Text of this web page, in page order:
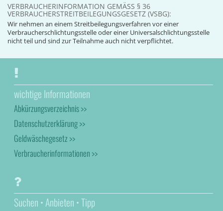
VERBRAUCHERINFORMATION GEMÄSS § 36 V
ERBRAUCHERSTREITBEILEGUNGSGESETZ (VSBG):
Wir nehmen an einem Streitbeilegungsverfahren vor einer
Verbraucherschlichtungsstelle oder einer Universalschlichtungsstelle
nicht teil und sind zur Teilnahme auch nicht verpflichtet.
wichtige Informationen
Abkürzungsverzeichnis >>
Datenschutzerklärung >>
Geldwäschegesetz >>
Verbraucherinformationen >>
Suchen • Anbieten • Tipp